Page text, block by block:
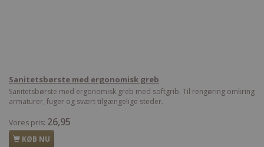
Sanitetsbørste med ergonomisk greb
Sanitetsbørste med ergonomisk greb med softgrib. Til rengøring omkring
armaturer, fuger og svært tilgængelige steder.
Vores pris: 26,95
KØB NU